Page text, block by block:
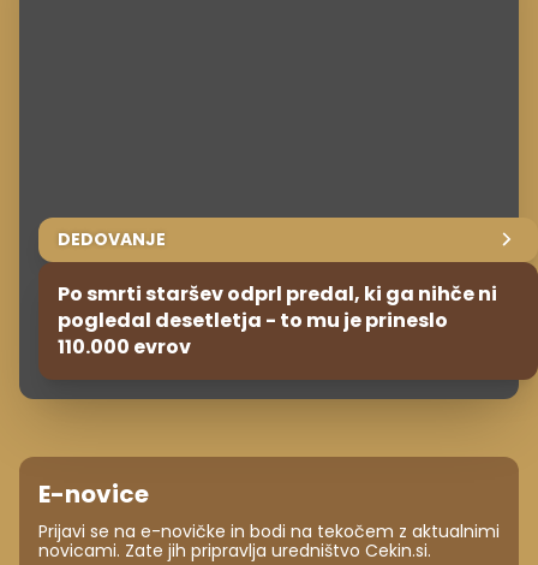
DEDOVANJE
Po smrti staršev odprl predal, ki ga nihče ni
pogledal desetletja - to mu je prineslo
110.000 evrov
E-novice
Prijavi se na e-novičke in bodi na tekočem z aktualnimi
novicami. Zate jih pripravlja uredništvo Cekin.si.